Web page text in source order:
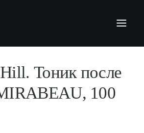
Тоник после
100